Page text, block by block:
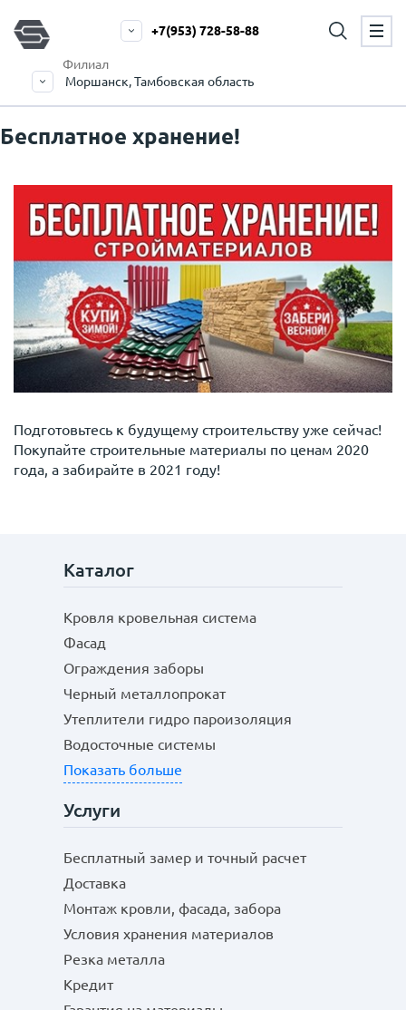
Филиал
Моршанск, Тамбовская область
+7(953) 728-58-88
Бесплатное хранение!
Подготовьтесь к будущему строительству уже сейчас!
Покупайте строительные материалы по ценам 2020
года, а забирайте в 2021 году!
Каталог
Кровля кровельная система
Фасад
Ограждения заборы
Черный металлопрокат
Утеплители гидро пароизоляция
Водосточные системы
Показать больше
Услуги
Бесплатный замер и точный расчет
Доставка
Монтаж кровли, фасада, забора
Условия хранения материалов
Резка металла
Кредит